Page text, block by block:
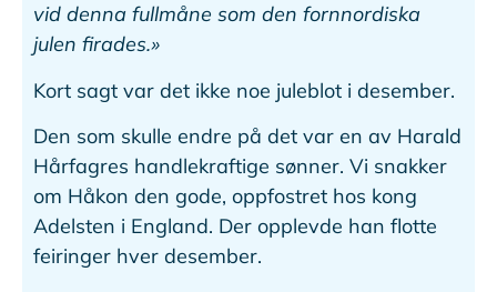
vid denna fullmåne som den fornnordiska
julen firades.»
Kort sagt var det ikke noe juleblot i desember.
Den som skulle endre på det var en av Harald
Hårfagres handlekraftige sønner. Vi snakker
om Håkon den gode, oppfostret hos kong
Adelsten i England. Der opplevde han flotte
feiringer hver desember.